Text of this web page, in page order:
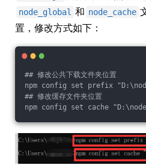
node_global 和 node_cache
置，修改方式如下：
## 修改公共下载文件夹位置
npm config set prefix
## 修改缓存文件夹位置